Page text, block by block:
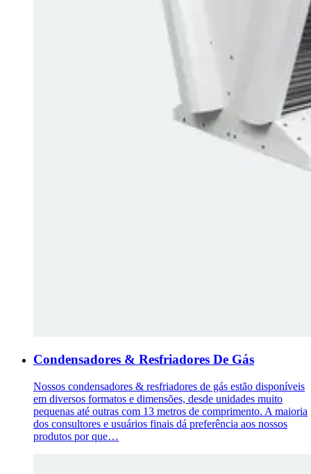
Condensadores & Resfriadores De Gás
Nossos condensadores & resfriadores de gás estão disponíveis
em diversos formatos e dimensões, desde unidades muito
pequenas até outras com 13 metros de comprimento. A maioria
dos consultores e usuários finais dá preferência aos nossos
produtos por que…